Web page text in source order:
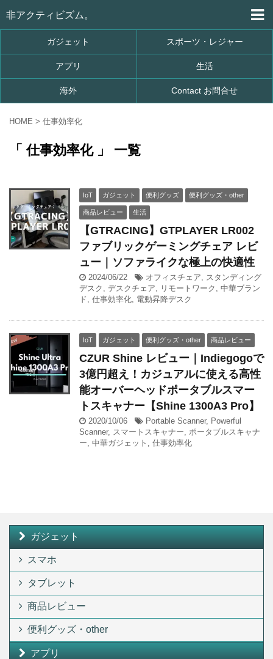
非アクティビズム。
ガジェット スポーツ・レジャー
アプリ 生活
海外 Contact お問合せ
HOME > 仕事効率化
「 仕事効率化 」 一覧
IoT ガジェット 便利グッズ 便利グッズ・other
商品レビュー 生活
【GTRACING】GTPLAYER LR002
ファブリックゲーミングチェア レビ
ュー｜ソファライクな極上の快適性
2024/06/22 オフィスチェア
スタンディング
デスク
デスクチェア リモートワーク
中華ブラン
ド 仕事効率化 電動昇降デスク
IoT ガジェット 便利グッズ・other 商品レビュー
CZUR Shine レビュー｜Indiegogoで
3億円超え！カジュアルに使える高性
能オーバーヘッドポータブルスマー
トスキャナー【Shine 1300A3 Pro】
2020/10/06 Portable Scanner, Powerful
Scanner, スマートスキャナー
ポータブルスキャナ
ー 中華ガジェット 仕事効率化
ガジェット
スマホ
タブレット
商品レビュー
便利グッズ・other
アプリ